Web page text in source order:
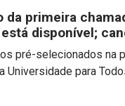
da primeira
disponível;
pré-selecionados na
Universidade para